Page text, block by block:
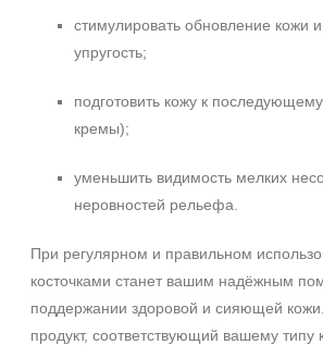
стимулировать обновление кожи
упругость;
подготовить кожу к
кремы);
уменьшить видимость мелких
неровностей рельефа.
При регулярном и правильном
косточками станет вашим надёжным
поддержании здоровой и сияющей
продукт, соответствующий вашему типу